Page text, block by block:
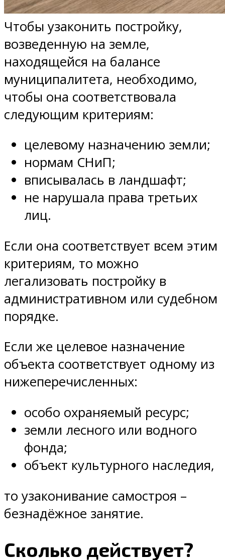
Чтобы узаконить постройку,
возведенную на земле,
находящейся на балансе
муниципалитета, необходимо,
чтобы она соответствовала
следующим критериям:
целевому назначению земли;
нормам СНиП;
вписывалась в ландшафт;
не нарушала права третьих
лиц.
Если она соответствует всем этим
критериям, то можно
легализовать постройку в
административном или судебном
порядке.
Если же целевое назначение
объекта соответствует одному из
нижеперечисленных:
особо охраняемый ресурс;
земли лесного или водного
фонда;
объект культурного наследия,
то узаконивание самостроя –
безнадёжное занятие.
Сколько действует?